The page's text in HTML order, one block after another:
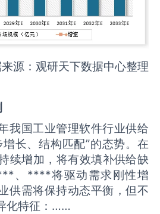
源：观研天下数据中心整理
我国工业管理软件行业供给
长、结构匹配”的态势。在
续增加，将有效填补供给缺
、****将驱动需求刚性增
供需将保持动态平衡，但不
化特征：……